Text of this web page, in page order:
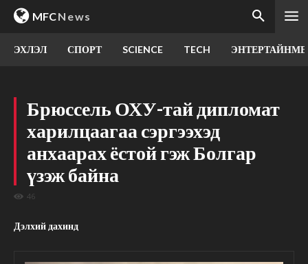
MFCNews
ЭХЛЭЛ СПОРТ SCIENCE TECH
Брюссель ОХУ-тай дипломат
харилцаагаа сэргээхэд
анхаарах ёстой гэж Болгар
үзэж байна
46
Дэлхий дахинд